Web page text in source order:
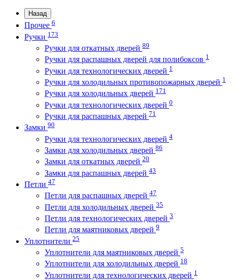
Назад
Прочее 6
Ручки 173
Ручки для откатных дверей 89
Ручки для распашных дверей для полибоксов 1
Ручки для технологических дверей 1
Ручки для холодильных противопожарных дверей 1
Ручки для холодильных дверей 171
Ручки для технологических дверей 0
Ручки для распашных дверей 71
Замки 90
Ручки для технологических дверей 4
Замки для холодильных дверей 86
Замки для откатных дверей 20
Замки для распашных дверей 43
Петли 47
Петли для распашных дверей 47
Петли для холодильных дверей 35
Петли для технологических дверей 3
Петли для маятниковых дверей 9
Уплотнители 25
Уплотнители для маятниковых дверей 5
Уплотнители для холодильных дверей 18
Уплотнители для технологических дверей 1